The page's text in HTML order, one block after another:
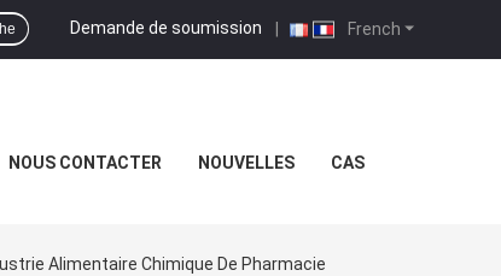
French
Demande de soumission |
NOUS CONTACTER NOUVELLES CAS
Alimentaire Chimique De Pharmacie